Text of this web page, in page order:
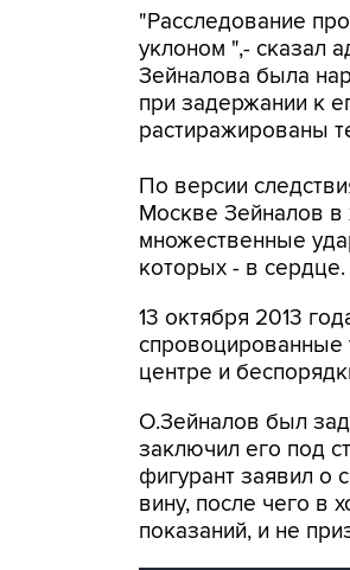
"Расследование
уклоном ",- сказал
Зейналова была
при задержании к
растиражированы
По версии
Москве Зейналов в
множественные
которых - в сердце.
13 октября 2013
центре и
О.Зейналов был
заключил его под
фигурант заявил о
вину, после чего в
показаний, и не